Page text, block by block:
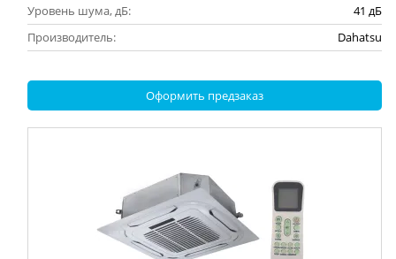
Уровень шума, дБ:
41 дБ
Производитель:
Dahatsu
Оформить предзаказ